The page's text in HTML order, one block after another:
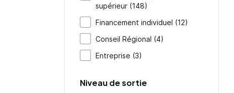
supérieur (148)
Financement individuel (12)
Conseil Régional (4)
Entreprise (3)
Niveau de sortie